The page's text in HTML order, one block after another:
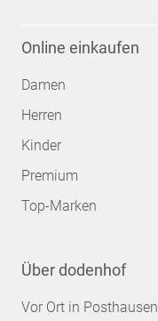
Online einkaufen
Damen
Herren
Kinder
Premium
Top-Marken
Über dodenhof
Vor Ort in Posthausen